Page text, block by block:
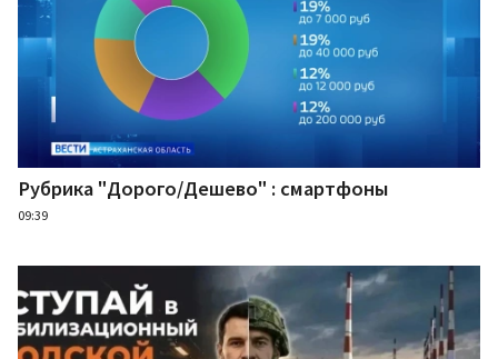
Рубрика "Дорого/Дешево" : смартфоны
09:39